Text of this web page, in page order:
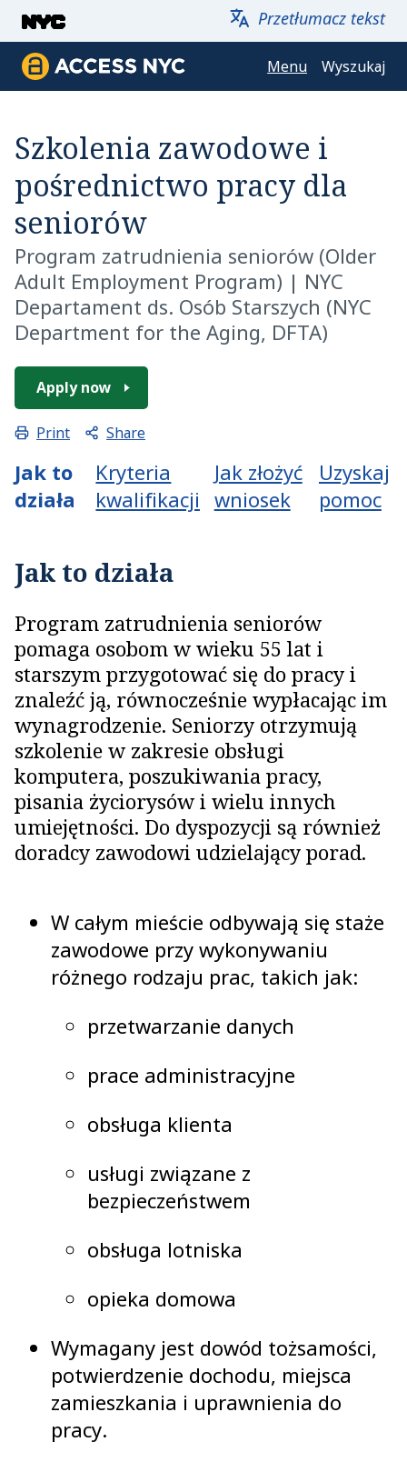
Przejdź do głównej zawartościPrzetłumacz tekst
ACCESS NYC
Menu Wyszukaj
Szkolenia zawodowe i
pośrednictwo pracy dla
seniorów
Program zatrudnienia seniorów (Older
Adult Employment Program) | NYC
Departament ds. Osób Starszych (NYC
Department for the Aging, DFTA)
Apply now
Print Share
Jak to
działa
Kryteria
kwalifikacji
Jak złożyć
wniosek
Uzyskaj
pomoc
Jak to działa
Program zatrudnienia seniorów
pomaga osobom w wieku 55 lat i
starszym przygotować się do pracy i
znaleźć ją, równocześnie wypłacając im
wynagrodzenie. Seniorzy otrzymują
szkolenie w zakresie obsługi
komputera, poszukiwania pracy,
pisania życiorysów i wielu innych
umiejętności. Do dyspozycji są również
doradcy zawodowi udzielający porad.
W całym mieście odbywają się staże
zawodowe przy wykonywaniu
różnego rodzaju prac, takich jak:
przetwarzanie danych
prace administracyjne
obsługa klienta
usługi związane z
bezpieczeństwem
obsługa lotniska
opieka domowa
Wymagany jest dowód tożsamości,
potwierdzenie dochodu, miejsca
zamieszkania i uprawnienia do
pracy.